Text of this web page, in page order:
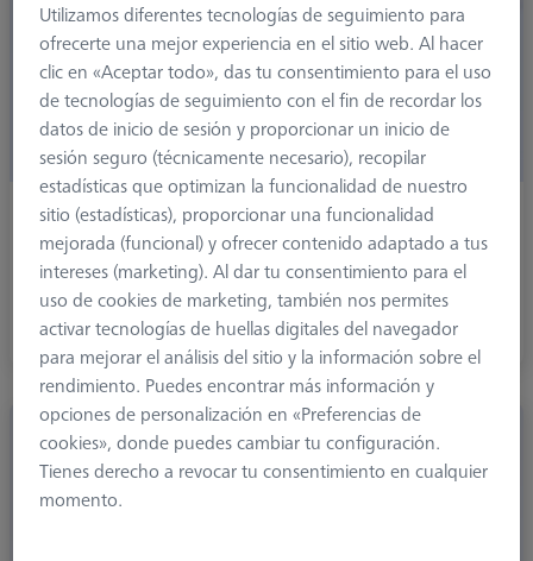
M3 XXT
Los palpadores con rosca M3 XXT disponen de un
adaptador ampliado con un diámetro de 5 mm.
Adecuado para la VAST XXT.
Utilizamos diferentes tecnologías de seguimiento para
ofrecerte una mejor experiencia en el sitio web. Al hacer
clic en «Aceptar todo», das tu consentimiento para el uso
de tecnologías de seguimiento con el fin de recordar los
datos de inicio de sesión y proporcionar un inicio de
sesión seguro (técnicamente necesario), recopilar
estadísticas que optimizan la funcionalidad de nuestro
sitio (estadísticas), proporcionar una funcionalidad
mejorada (funcional) y ofrecer contenido adaptado a tus
intereses (marketing). Al dar tu consentimiento para el
uso de cookies de marketing, también nos permites
activar tecnologías de huellas digitales del navegador
para mejorar el análisis del sitio y la información sobre el
rendimiento. Puedes encontrar más información y
opciones de personalización en «Preferencias de
cookies», donde puedes cambiar tu configuración.
Tienes derecho a revocar tu consentimiento en cualquier
momento.